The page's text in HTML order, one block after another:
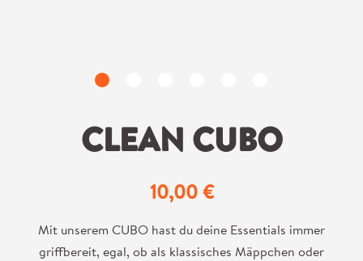
CLEAN CUBO
Regulärer Preis:
10,00 €
Mit unserem CUBO hast du deine Essentials immer
griffbereit, egal, ob als klassisches Mäppchen oder